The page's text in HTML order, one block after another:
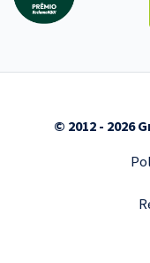
© 2012 - 2026